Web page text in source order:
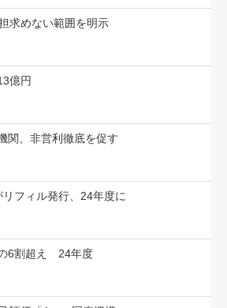
求めない範囲を明示
億円
関、非営利徹底を促す
フィル発行、24年度に
6割超え 24年度